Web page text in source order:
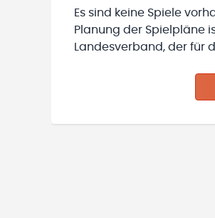
Es sind keine Spiele
Planung der Spielpläne
Landesverband, der für